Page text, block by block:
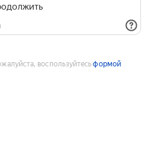
воспользуйтесьформой